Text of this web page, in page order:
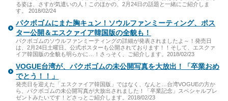
る姿は、さすが気遣いの人！このほかの、2月24日の話題と一緒にご紹介しま
す。 2018/02/24
パクボゴムにまた胸キュン！ソウルファンミーティング、ポス
ター公開＆エスクァイア韓国版の全貌も！
パクボゴムのソウルファンミーティングの詳細が発表されましたよ～！発売日
は、2月24日土曜日。公式ポスターも公開されております！！そして、エスクァ
イア韓国版の全貌も明らかに…！さっそく、ご紹介します。2018/02/23
VOGUE台湾が、パクボゴムの未公開写真を大放出！「卒業おめ
でとう！！」
発売日を迎えた「エスクァイア韓国版」ではなく、なんと…台湾VOGUEの方か
ら、パクボゴムの未公開写真が大放出されました！「卒業記念」スペシャルプレ
ゼントみたいです！どさっとご紹介します。2018/02/23